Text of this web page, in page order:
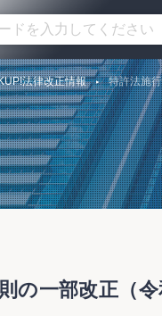
法律改正情報 特許法施
の一部改正（